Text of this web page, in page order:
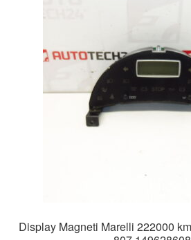
Display Magneti Marelli 222000